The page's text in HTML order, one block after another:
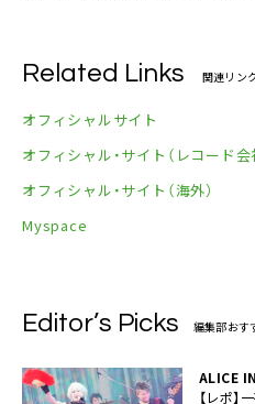
Related Links 関連リン
オフィシャルサイト
オフィシャル・サイト（レコード会
オフィシャル・サイト（海外）
Myspace
Editor’s Picks 編集部おす
ALICE
【レポ